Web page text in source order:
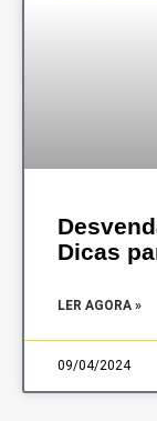
Dicas
LER AGORA »
09/04/2024